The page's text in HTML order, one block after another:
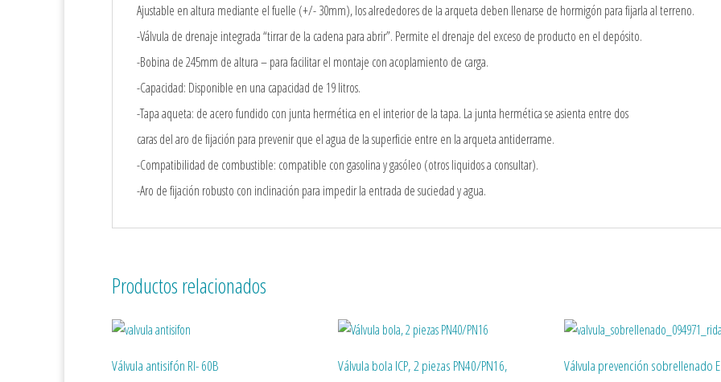
Ajustable en altura mediante el fuelle (+/- 30mm), los alrededores de la arqueta deben llenarse de hormigón para fijarla al terreno.
-Válvula de drenaje integrada “tirrar de la cadena para abrir”. Permite el drenaje del exceso de producto en el depósito.
-Bobina de 245mm de altura – para facilitar el montaje con acoplamiento de carga.
-Capacidad: Disponible en una capacidad de 19 litros.
-Tapa aqueta: de acero fundido con junta hermética en el interior de la tapa. La junta hermética se asienta entre dos
caras del aro de fijación para prevenir que el agua de la superficie entre en la arqueta antiderrame.
-Compatibilidad de combustible: compatible con gasolina y gasóleo (otros liquidos a consultar).
-Aro de fijación robusto con inclinación para impedir la entrada de suciedad y agua.
Productos relacionados
Válvula antisifón RI- 60B
Válvula bola ICP, 2 piezas PN40/PN16,
Válvula prevención sobrellenado